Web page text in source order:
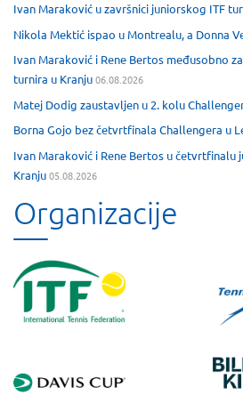
Ivan Maraković u završnici juniorskog ITF
Nikola Mektić ispao u Montrealu, a Donna
Ivan Maraković i Rene Bertos međusobno
turnira u Kranju06.08.2026
Matej Dodig zaustavljen u 2. kolu
Borna Gojo bez četvrtfinala Challengera u
Ivan Maraković i Rene Bertos u četvrtfinalu
Kranju05.08.2026
Organizacije